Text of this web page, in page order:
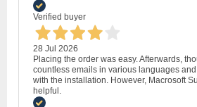
Verified buyer
28 Jul 2026
Placing the order was easy. Afterwards,
countless emails in various languages
with the installation. However, Macrosoft
helpful.